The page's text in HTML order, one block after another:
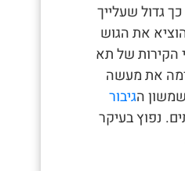
גדול שעלייך
את הגוש
הקירות של תא
את מעשה
הגיבור
נפוץ בעיקר